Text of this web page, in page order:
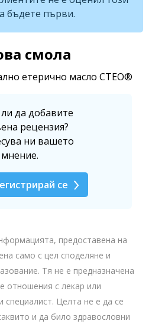
бъдете първи.
смола
етерично масло CTEO®
да добавите
рецензия?
ни вашето
мнение.
се
предоставена на
само с цел споделяне и
Тя не е предназначена
отношения с лекар или
специалист. Целта не е да се
и да било здравословни